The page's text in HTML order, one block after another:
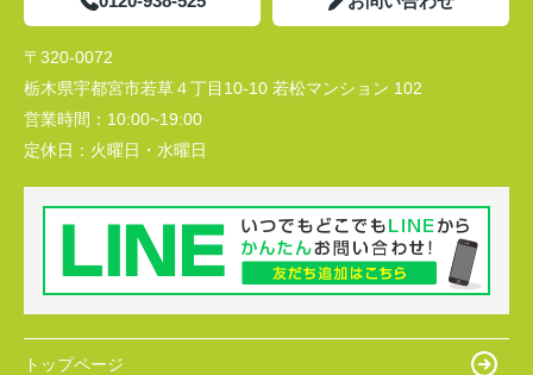
〒320-0072
栃木県宇都宮市若草４丁目10-10 若松マンション 102
営業時間： 10:00~19:00
定休日： 火曜日・水曜日
トップページ